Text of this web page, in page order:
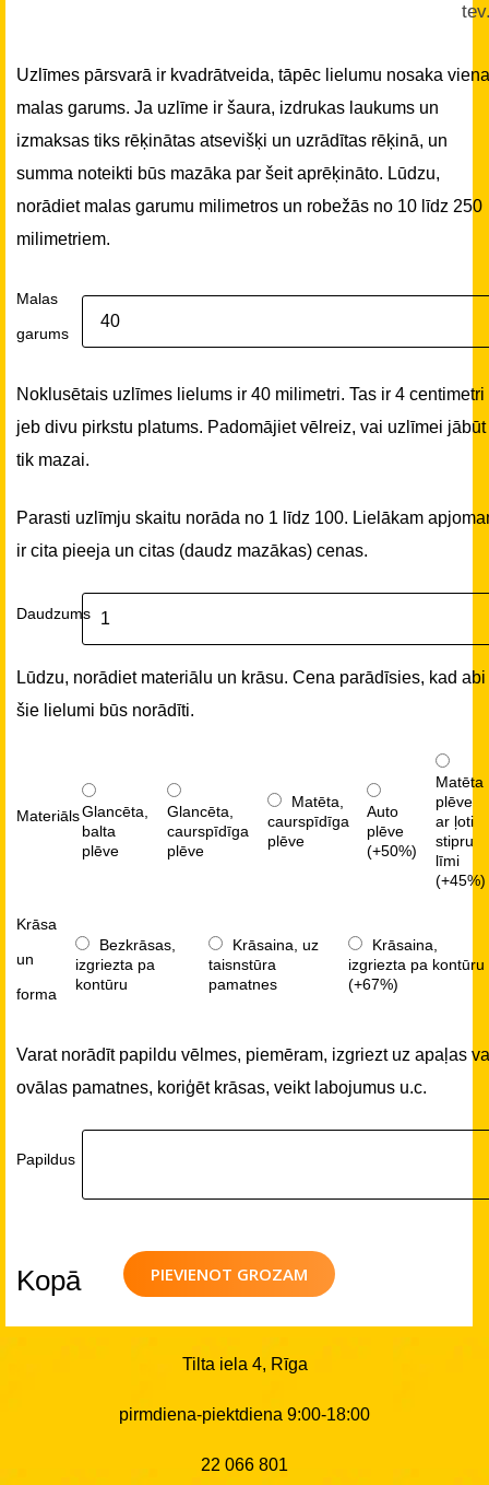
Uzlīmes pārsvarā ir kvadrātveida, tāpēc lielumu nosaka
malas garums. Ja uzlīme ir šaura, izdrukas laukums un
izmaksas tiks rēķinātas atsevišķi un uzrādītas rēķinā, un
summa noteikti būs mazāka par šeit aprēķināto. Lūdzu,
norādiet malas garumu milimetros un robežās no 10 līdz 250
milimetriem.
Malas
garums
Noklusētais uzlīmes lielums ir 40 milimetri. Tas ir 4 centimetri
jeb divu pirkstu platums. Padomājiet vēlreiz, vai uzlīmei jābūt
tik mazai.
Parasti uzlīmju skaitu norāda no 1 līdz 100. Lielākam
ir cita pieeja un citas (daudz mazākas) cenas.
Daudzums
Lūdzu, norādiet materiālu un krāsu. Cena parādīsies, kad abi
šie lielumi būs norādīti.
MateriālsGlancēta,
balta
plēve
Glancēta,
caurspīdīga
plēve
Matēta,
caurspīdīga
plēve
Auto
plēve
(+50%)
Matēta
plēve
ar ļoti
stipru
līmi
(+45%)
Krāsa
un
forma
Bezkrāsas,
izgriezta pa
kontūru
Krāsaina, uz
taisnstūra
pamatnes
Krāsaina,
izgriezta pa kontūru
(+67%)
Varat norādīt papildu vēlmes, piemēram, izgriezt uz apaļas
ovālas pamatnes, koriģēt krāsas, veikt labojumus u.c.
Papildus
PIEVIENOT GROZAM
Kopā
Tilta iela 4, Rīga
pirmdiena-piektdiena 9:00-18:00
22 066 801